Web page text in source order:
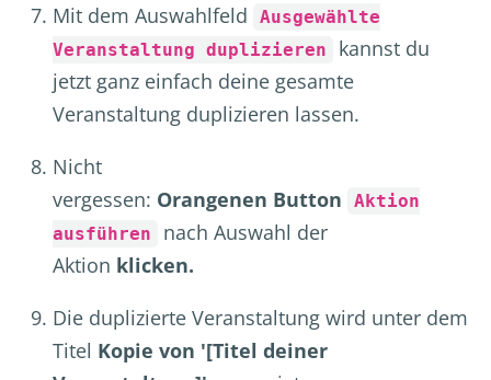
Mit dem Auswahlfeld
Ausgewählte
Veranstaltung duplizieren
kannst du
jetzt ganz einfach deine gesamte
Veranstaltung duplizieren lassen.
Nicht
vergessen: Orangenen Button
Aktion
ausführen
nach Auswahl der
Aktion klicken.
Die duplizierte Veranstaltung wird unter dem
Titel Kopie von '[Titel deiner